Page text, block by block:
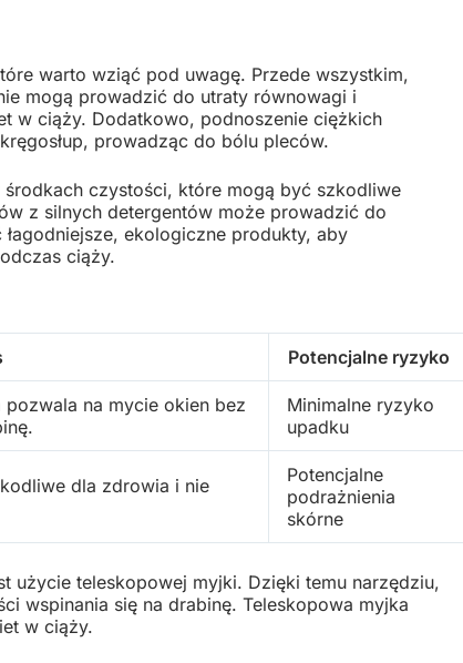
warto wziąć pod uwagę. Przede wszystkim,
mogą prowadzić do utraty równowagi i
w ciąży. Dodatkowo, podnoszenie ciężkich
prowadząc do bólu pleców.
czystości, które mogą być szkodliwe
z silnych detergentów może prowadzić do
ekologiczne produkty, aby
ciąży.
Potencjalne ryzyko
na mycie okien bez
Minimalne ryzyko
upadku
dla zdrowia i nie
Potencjalne
podrażnienia
skórne
użycie teleskopowej myjki. Dzięki temu narzędziu,
wspinania się na drabinę. Teleskopowa myjka
w ciąży.